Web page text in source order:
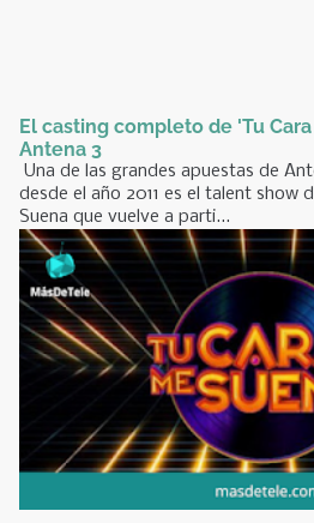
El casting completo de 'Tu
Antena 3
Una de las grandes apuestas de
desde el año 2011 es el talent show
Suena que vuelve a parti...